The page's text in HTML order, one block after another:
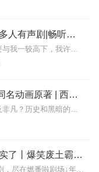
大奉打更人丨头陀渊领衔多人有声剧|畅听全集|王鹤棣、田曦薇主演影视剧原著|卖报小郎君
【冒泡有奖】听说杨千幻那厮要与我一较高下，我许七安要开始装叉了！快进入声音播放页戳下方输入框，冒个泡偷偷告诉我，我要用哪些诗词才能胜过他？说得好的，有赏！202...
诡秘之主 | 多人有声剧丨同名动画原著 | 西幻克苏鲁 | 乌贼作品
蒸汽与机械的浪潮中，谁能触及非凡？历史和黑暗的迷雾里，又是谁在耳语？我从诡秘中醒来，睁眼看见这个世界：枪械，大炮，巨舰，飞空艇，差分机；魔药，占卜，诅咒，倒吊人...
【燃番啦】这游戏也太真实了丨爆笑废土霸榜神作丨紫襟剧社制作
>>更多好听不套路的燃情有声剧，尽在燃番啦剧场↓年度重磅推荐本专辑为VIP免费专辑每天上午10点5集更新，订阅可以听到最新内容哦！每周抽一个专辑五星优质评论送...